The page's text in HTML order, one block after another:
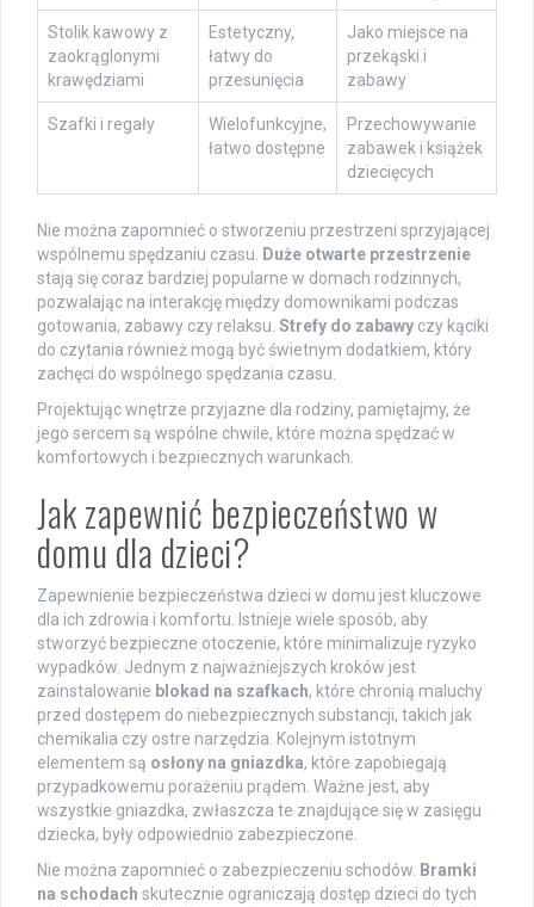
Stolik kawowy z
zaokrąglonymi
krawędziami
Estetyczny,
łatwy do
przesunięcia
Jako miejsce na
przekąski i
zabawy
Szafki i regały
Wielofunkcyjne,
łatwo dostępne
Przechowywanie
zabawek i książek
dziecięcych
Nie można zapomnieć o stworzeniu przestrzeni sprzyjającej
wspólnemu spędzaniu czasu. Duże otwarte przestrzenie
stają się coraz bardziej popularne w domach rodzinnych,
pozwalając na interakcję między domownikami podczas
gotowania, zabawy czy relaksu. Strefy do zabawy czy kąciki
do czytania również mogą być świetnym dodatkiem, który
zachęci do wspólnego spędzania czasu.
Projektując wnętrze przyjazne dla rodziny, pamiętajmy, że
jego sercem są wspólne chwile, które można spędzać w
komfortowych i bezpiecznych warunkach.
Jak zapewnić bezpieczeństwo w
domu dla dzieci?
Zapewnienie bezpieczeństwa dzieci w domu jest kluczowe
dla ich zdrowia i komfortu. Istnieje wiele sposób, aby
stworzyć bezpieczne otoczenie, które minimalizuje ryzyko
wypadków. Jednym z najważniejszych kroków jest
zainstalowanie blokad na szafkach, które chronią maluchy
przed dostępem do niebezpiecznych substancji, takich jak
chemikalia czy ostre narzędzia. Kolejnym istotnym
elementem są osłony na gniazdka, które zapobiegają
przypadkowemu porażeniu prądem. Ważne jest, aby
wszystkie gniazdka, zwłaszcza te znajdujące się w zasięgu
dziecka, były odpowiednio zabezpieczone.
Nie można zapomnieć o zabezpieczeniu schodów. Bramki
na schodach skutecznie ograniczają dostęp dzieci do tych